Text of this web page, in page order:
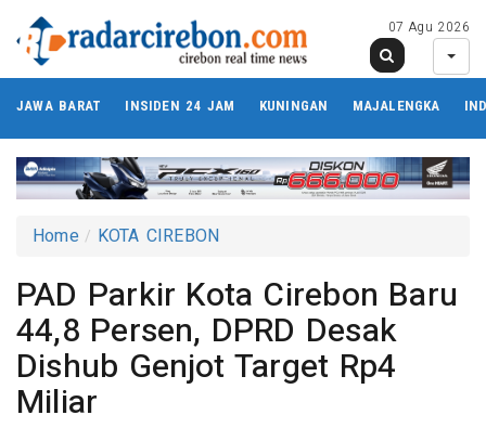
07 Agu 2026
JAWA BARAT INSIDEN 24 JAM KUNINGAN MAJALENGKA
Home KOTA CIREBON
PAD Parkir Kota Cirebon Baru
44,8 Persen, DPRD Desak
Dishub Genjot Target Rp4
Miliar